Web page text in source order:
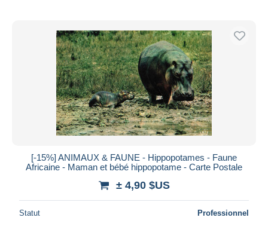
[-15%] ANIMAUX & FAUNE - Hippopotames - Faune
Africaine - Maman et bébé hippopotame - Carte Postale
± 4,90 $US
Statut Professionnel